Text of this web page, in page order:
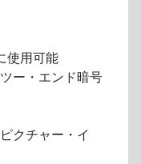
使用可能
ー・エンド暗号
クチャー・イ